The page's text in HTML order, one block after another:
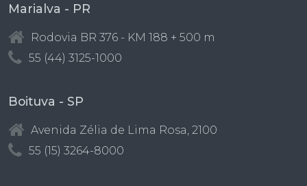
Marialva - PR
Rodovia BR 376 - KM 188 + 500 m
55 (44) 3125-1000
Boituva - SP
Avenida Zélia de Lima Rosa, 2100
55 (15) 3264-8000